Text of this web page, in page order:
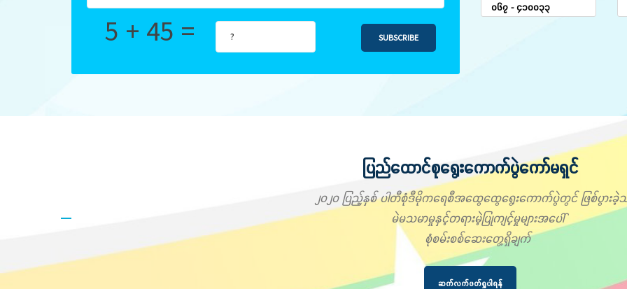
5 + 45 = SUBSCRIBE
၀၆၇ - ၄၁၀၀၃၃
ပြည်ထောင်စုရွေးကောက်ပွဲကော်မရှင်
၂၀၂၀ ပြည့်နှစ် ပါတီစုံဒီမိုကရေစီအထွေထွေရွေးကောက်ပွဲတွင် ဖြစ်ပွား
မဲမသမာမှုနှင့်တရားမဲ့ပြုကျင့်မှုများအပေါ်
စုံစမ်းစစ်ဆေးတွေ့ရှိချက်
ဆက်လက်ဖတ်ရှုပါရန်